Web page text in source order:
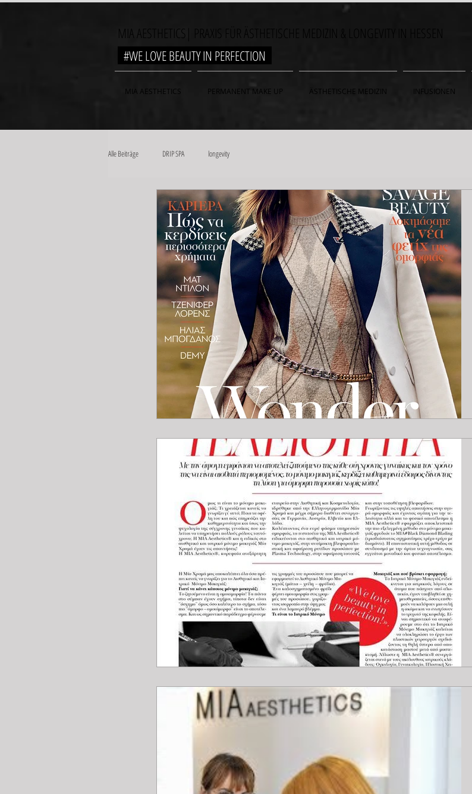
MIA AESTHETICS| PRAXIS FÜR ÄSTHETISCHE MEDIZIN & LONGEVITY IN HESSEN
#WE LOVE BEAUTY IN PERFECTION
MIA AESTHETICS PERMANENT MAKE UP ÄSTHETISCHE MEDIZIN INFUSIONEN
Alle Beiträge DRIP SPA longevity